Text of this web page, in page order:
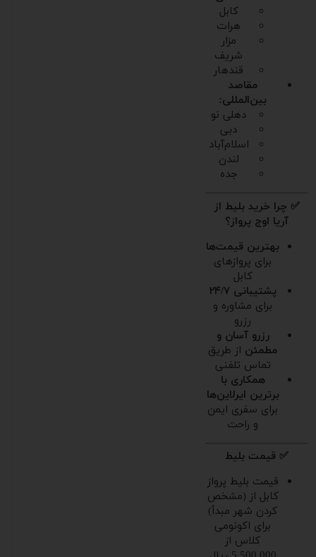
کابل
هرات
مزار
شریف
قندهار
مقاصد
بین‌المللی:
دهلی نو
دبی
اسلام‌آباد
لندن
جده
✅ چرا خرید بلیط از
آریا اوج پرواز؟
بهترین قیمت‌ها
برای پروازهای
کابل
پشتیبانی ۲۴/۷
برای مشاوره و
رزرو
رزرو آسان و
مطمئن از طریق
تماس تلفنی
همکاری با
برترین ایرلاین‌ها
برای سفری ایمن
و راحت
✅ قیمت بلیط
قیمت بلیط پرواز
کابل از (مشخص
کردن شهر مبدأ)
برای اکونومی
کلاس از